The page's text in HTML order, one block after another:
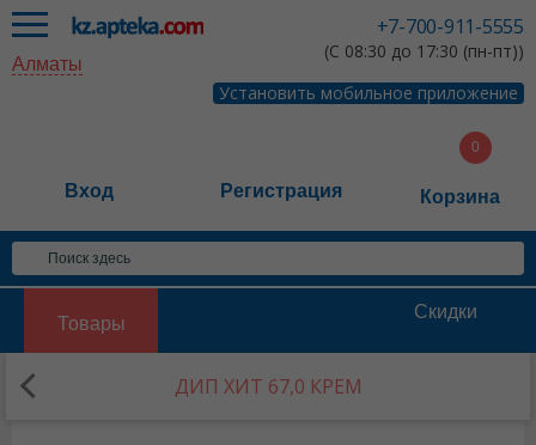
+7-700-911-5555
(С 08:30 до 17:30 (пн-пт))
Установить мобильное приложение
Алматы
Вход Регистрация Корзина
Товары
Скидки
ДИП ХИТ 67,0 КРЕМ